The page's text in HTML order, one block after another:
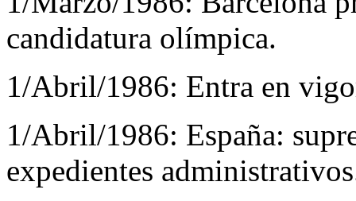
candidatura olímpica.
1/Abril/1986: Entra en
1/Abril/1986: España:
expedientes